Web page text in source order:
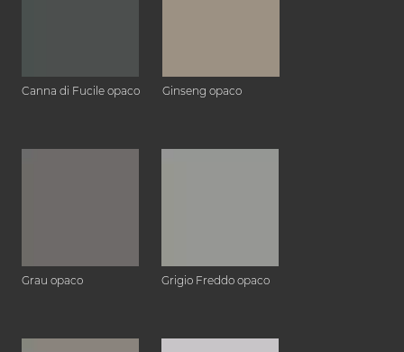
Canna di Fucile opaco Ginseng opaco
Grau opaco Grigio Freddo opaco